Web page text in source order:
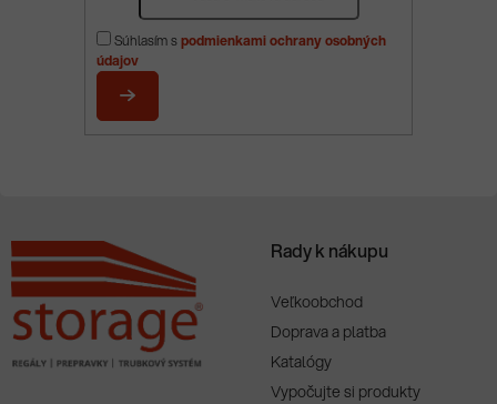
Súhlasím spodmienkami ochrany osobných
údajov
PRIHLÁSIŤ
Rady k nákupu
Veľkoobchod
Doprava a platba
Katalógy
Vypočujte si produkty